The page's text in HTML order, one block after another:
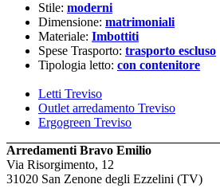
Stile: moderni
Dimensione: matrimoniali
Materiale: Imbottiti
Spese Trasporto: trasporto escluso
Tipologia letto: con contenitore
Letti Treviso
Outlet arredamento Treviso
Ergogreen Treviso
Arredamenti Bravo Emilio
Via Risorgimento, 12
31020 San Zenone degli Ezzelini (TV)